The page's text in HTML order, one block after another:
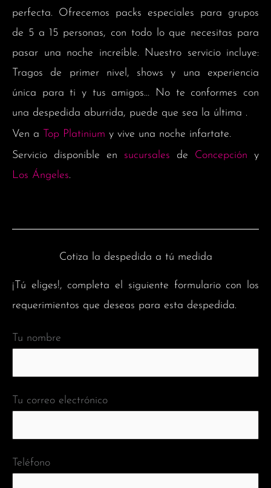
perfecta. Ofrecemos packs especiales para grupos
de 5 a 15 personas, con todo lo que necesitas para
pasar una noche increíble. Nuestro servicio incluye:
Tragos de primer nivel, shows y una experiencia
única para ti y tus amigos…
No te conformes con
una despedida aburrida, puede que sea la última .
Ven a Top Platinium y vive una noche infartate.
Servicio disponible en sucursales de Concepción y
Los Ángeles.
Cotiza la despedida a tú medida
¡Tú eliges!, completa el siguiente formulario con los
requerimientos que deseas para esta despedida.
Tu nombre
Tu correo electrónico
Teléfono